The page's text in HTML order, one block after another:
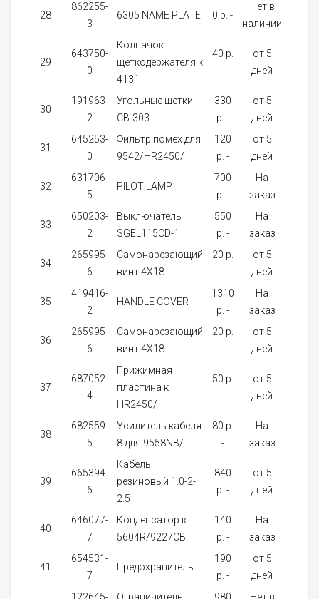
28
862255-
3
6305 NAME PLATE 0 p. -
Нет в
наличии
29
643750-
0
Колпачок
щеткодержателя к
4131
40 p.
-
от 5
дней
30
191963-
2
Угольные щетки
CB-303
330
p. -
от 5
дней
31
645253-
0
Фильтр помех для
9542/HR2450/
120
p. -
от 5
дней
32
631706-
5
PILOT LAMP
700
p. -
На
заказ
33
650203-
2
Выключатель
SGEL115CD-1
550
p. -
На
заказ
34
265995-
6
Самонарезающий
винт 4X18
20 p.
-
от 5
дней
35
419416-
2
HANDLE COVER
1310
p. -
На
заказ
36
265995-
6
Самонарезающий
винт 4X18
20 p.
-
от 5
дней
37
687052-
4
Прижимная
пластина к
HR2450/
50 p.
-
от 5
дней
38
682559-
5
Усилитель кабеля
8 для 9558NB/
80 p.
-
На
заказ
39
665394-
6
Кабель
резиновый 1.0-2-
2.5
840
p. -
от 5
дней
40
646077-
7
Конденсатор к
5604R/9227CB
140
p. -
На
заказ
41
654531-
7
Предохранитель
190
p. -
от 5
дней